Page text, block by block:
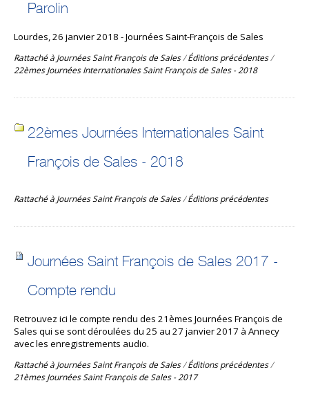
Parolin
Lourdes, 26 janvier 2018 - Journées Saint-François de Sales
Rattaché à Journées Saint François de Sales/Éditions précédentes/
22èmes Journées Internationales Saint François de Sales - 2018
22èmes Journées Internationales Saint
François de Sales - 2018
Rattaché à Journées Saint François de Sales/Éditions précédentes
Journées Saint François de Sales 2017 -
Compte rendu
Retrouvez ici le compte rendu des 21èmes Journées François de
Sales qui se sont déroulées du 25 au 27 janvier 2017 à Annecy
avec les enregistrements audio.
Rattaché à Journées Saint François de Sales/Éditions précédentes/
21èmes Journées Saint François de Sales - 2017